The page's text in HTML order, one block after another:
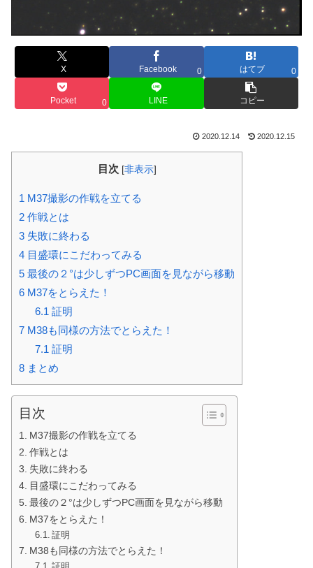
X Facebook 0 はてブ 0
Pocket 0 LINE コピー
2020.12.14 2020.12.15
目次 [非表示]
1 M37撮影の作戦を立てる
2 作戦とは
3 失敗に終わる
4 目盛環にこだわってみる
5 最後の２°は少しずつPC画面を見ながら移動
6 M37をとらえた！
6.1 証明
7 M38も同様の方法でとらえた！
7.1 証明
8 まとめ
目次
M37撮影の作戦を立てる
作戦とは
失敗に終わる
目盛環にこだわってみる
最後の２°は少しずつPC画面を見ながら移動
M37をとらえた！
証明
M38も同様の方法でとらえた！